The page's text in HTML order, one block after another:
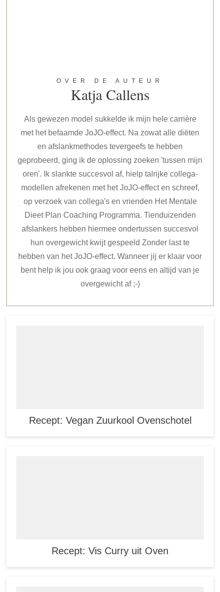
OVER DE AUTEUR
Katja Callens
Als gewezen model sukkelde ik mijn hele carrière
met het befaamde JoJO-effect. Na zowat alle diëten
en afslankmethodes tevergeefs te hebben
geprobeerd, ging ik de oplossing zoeken 'tussen mijn
oren'. Ik slankte succesvol af, hielp talrijke collega-
modellen afrekenen met het JoJO-effect en schreef,
op verzoek van collega's en vrienden Het Mentale
Dieet Plan Coaching Programma. Tienduizenden
afslankers hebben hiermee ondertussen succesvol
hun overgewicht kwijt gespeeld Zonder last te
hebben van het JoJO-effect. Wanneer jij er klaar voor
bent help ik jou ook graag voor eens en altijd van je
overgewicht af ;-)
Recept: Vegan Zuurkool Ovenschotel
Recept: Vis Curry uit Oven